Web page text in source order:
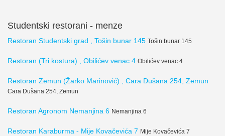
Studentski restorani - menze
Restoran Studentski grad , Tošin bunar 145 Tošin bunar 145
Restoran (Tri kostura) , Obilićev venac 4 Obilićev venac 4
Restoran Zemun (Žarko Marinović) , Cara Dušana 254, Zemun
Cara Dušana 254, Zemun
Restoran Agronom Nemanjina 6 Nemanjina 6
Restoran Karaburma - Mije Kovačevića 7 Mije Kovačevića 7